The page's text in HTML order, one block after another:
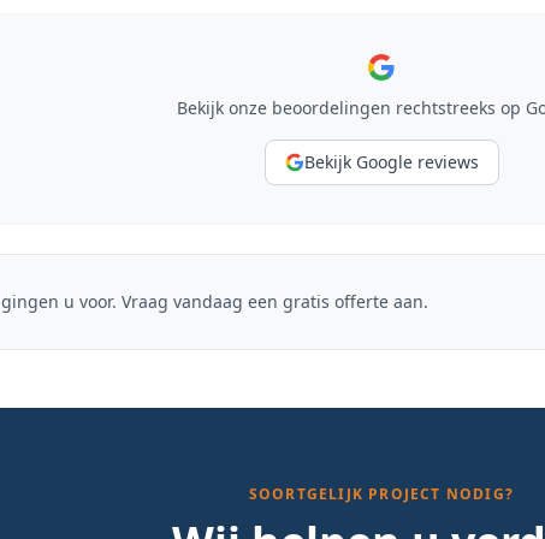
Bekijk onze beoordelingen rechtstreeks op
Bekijk Google reviews
gingen u voor. Vraag vandaag een gratis offerte aan.
SOORTGELIJK PROJECT NODIG?